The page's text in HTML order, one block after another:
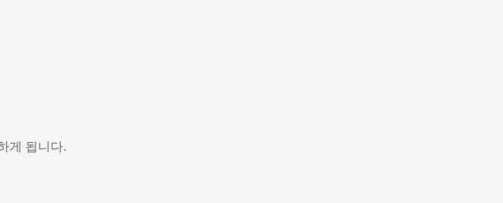
게 됩니다.